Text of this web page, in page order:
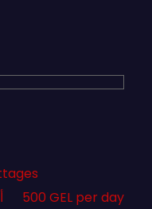
500 GEL per day